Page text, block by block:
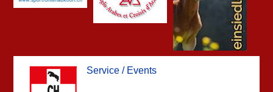
Service / Events